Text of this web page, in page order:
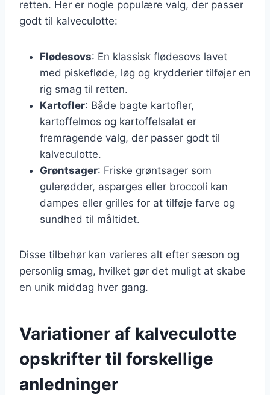
retten. Her er nogle populære valg, der passer
godt til kalveculotte:
Flødesovs: En klassisk flødesovs lavet
med piskefløde, løg og krydderier tilføjer en
rig smag til retten.
Kartofler: Både bagte kartofler,
kartoffelmos og kartoffelsalat er
fremragende valg, der passer godt til
kalveculotte.
Grøntsager: Friske grøntsager som
gulerødder, asparges eller broccoli kan
dampes eller grilles for at tilføje farve og
sundhed til måltidet.
Disse tilbehør kan varieres alt efter sæson og
personlig smag, hvilket gør det muligt at skabe
en unik middag hver gang.
Variationer af kalveculotte
opskrifter til forskellige
anledninger